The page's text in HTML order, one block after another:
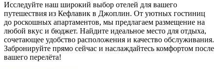
Исследуйте наш широкий выбор отелей для вашего
путешествия из Кефлавик в Джоплин. От уютных гостиниц
до роскошных апартаментов, мы предлагаем размещение на
любой вкус и бюджет. Найдите идеальное место для отдыха,
сочетающее удобство расположения и качество обслуживания.
Забронируйте прямо сейчас и наслаждайтесь комфортом после
вашего перелёта!